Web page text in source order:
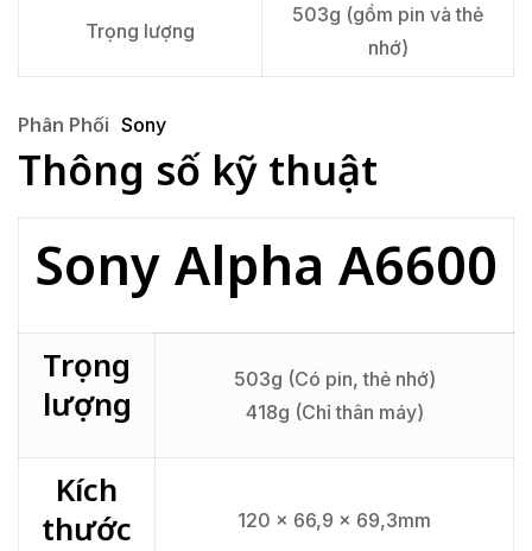
Trọng lượng
503g (gồm pin và thẻ
nhớ)
Phân Phối Sony
Thông số kỹ thuật
Sony Alpha A6600
Trọng
lượng
503g (Có pin, thẻ nhớ)
418g (Chỉ thân máy)
Kích
thước
120 x 66,9 x 69,3mm